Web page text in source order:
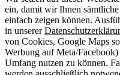
ein, damit wir Ihnen
einfach zeigen können.
in unserer
von Cookies, Google Maps
Werbung auf Meta/
Umfang nutzen zu können.